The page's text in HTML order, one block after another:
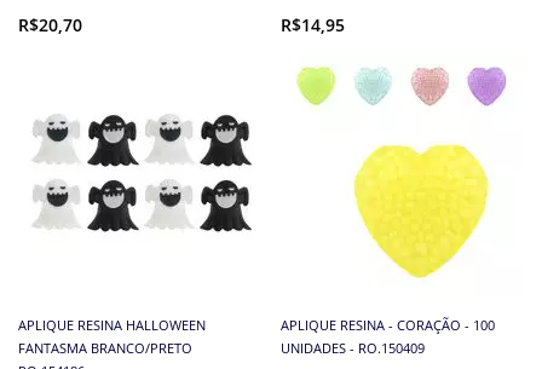
R$20,70 R$14,95
APLIQUE RESINA HALLOWEEN
FANTASMA BRANCO/PRETO
APLIQUE RESINA - CORAÇÃO - 100
UNIDADES - RO.150409